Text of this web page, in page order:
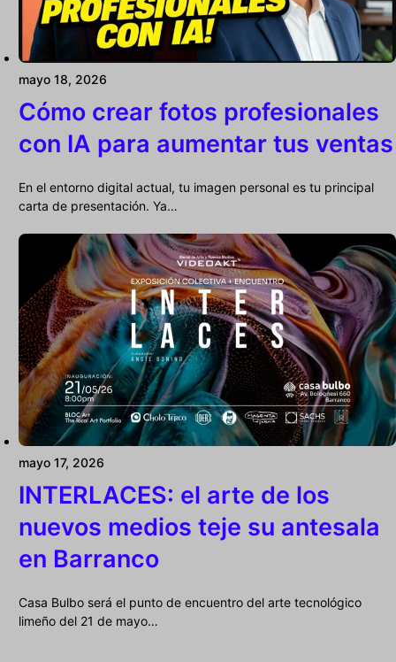
mayo 18, 2026
Cómo crear fotos profesionales
con IA para aumentar tus ventas
En el entorno digital actual, tu imagen personal es tu principal
carta de presentación. Ya…
mayo 17, 2026
INTERLACES: el arte de los
nuevos medios teje su antesala
en Barranco
Casa Bulbo será el punto de encuentro del arte tecnológico
limeño del 21 de mayo…